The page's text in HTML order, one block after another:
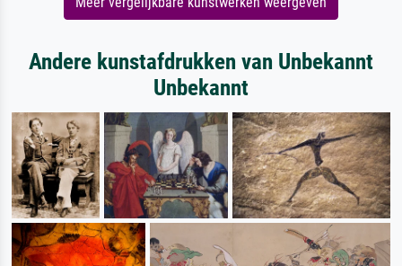
Andere kunstafdrukken van Unbekannt
Unbekannt